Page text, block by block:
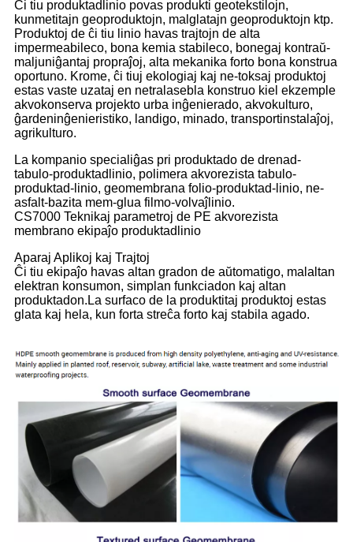
Ĉi tiu produktadlinio povas produkti geotekstilojn,
kunmetitajn geoproduktojn, malglatajn geoproduktojn ktp.
Produktoj de ĉi tiu linio havas trajtojn de alta
impermeabileco, bona kemia stabileco, bonegaj kontraŭ-
maljuniĝantaj propraĵoj, alta mekanika forto bona konstrua
oportuno. Krome, ĉi tiuj ekologiaj kaj ne-toksaj produktoj
estas vaste uzataj en netralasebla konstruo kiel ekzemple
akvokonserva projekto urba inĝenierado, akvokulturo,
ĝardeninĝenieristiko, landigo, minado, transportinstalaĵoj,
agrikulturo.
La kompanio specialiĝas pri produktado de drenad-
tabulo-produktadlinio, polimera akvorezista tabulo-
produktad-linio, geomembrana folio-produktad-linio, ne-
asfalt-bazita mem-glua filmo-volvaĵlinio.
CS7000 Teknikaj parametroj de PE akvorezista
membrano ekipaĵo produktadlinio
Aparaj Aplikoj kaj Trajtoj
Ĉi tiu ekipaĵo havas altan gradon de aŭtomatigo, malaltan
elektran konsumon, simplan funkciadon kaj altan
produktadon.La surfaco de la produktitaj produktoj estas
glata kaj hela, kun forta streĉa forto kaj stabila agado.